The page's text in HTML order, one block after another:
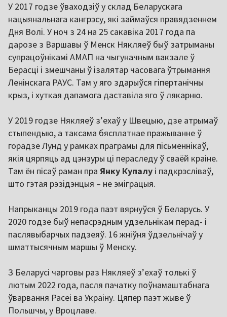
У 2017 годзе ўваходзіў у склад Беларускага
нацыянальнага кангрэсу, які займаўся правядзеннем
Дня Волі. У ноч з 24 на 25 сакавіка 2017 года па
дарозе з Варшавы ў Менск Някляеў быў затрыманы
супрацоўнікамі АМАП на чыгуначным вакзале ў
Берасці і змешчаны ў ізалятар часовага ўтрымання
Ленінскага РАУС. Там у яго здарыўся гіпертанічны
крыз, і хуткая дапамога даставіла яго ў лякарню.
У 2019 годзе Някляеў з’ехаў у Швецыю, дзе атрымаў
стыпендыю, а таксама бясплатнае пражыванне ў
горадзе Лунд у рамках праграмы для пісьменнікаў,
якія цярпяць ад цэнзуры ці пераследу ў сваёй краіне.
Там ён пісаў раман пра Янку Купалу і падкрэсліваў,
што гэтая рэзідэнцыя – не эміграцыя.
Напрыканцы 2019 года паэт вярнуўся ў Беларусь. У
2020 годзе быў непасрэдным удзельнікам перад- і
паслявыбарчых падзеяў. 16 жніўня ўдзельнічаў у
шматтысячным маршы ў Менску.
З Беларусі чарговы раз Някляеў з’ехаў толькі ў
лютым 2022 года, пасля пачатку поўнамаштабнага
ўварвання Расеі ва Украіну. Цяпер паэт жыве ў
Польшчы, у Вроцлаве.